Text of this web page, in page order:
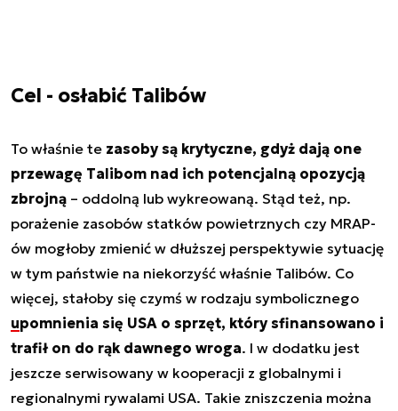
Cel - osłabić Talibów
To właśnie te zasoby są krytyczne, gdyż dają one
przewagę Talibom nad ich potencjalną opozycją
zbrojną – oddolną lub wykreowaną. Stąd też, np.
porażenie zasobów statków powietrznych czy MRAP-
ów mogłoby zmienić w dłuższej perspektywie sytuację
w tym państwie na niekorzyść właśnie Talibów. Co
więcej, stałoby się czymś w rodzaju symbolicznego
upomnienia się USA o sprzęt, który sfinansowano i
trafił on do rąk dawnego wroga. I w dodatku jest
jeszcze serwisowany w kooperacji z globalnymi i
regionalnymi rywalami USA. Takie zniszczenia można